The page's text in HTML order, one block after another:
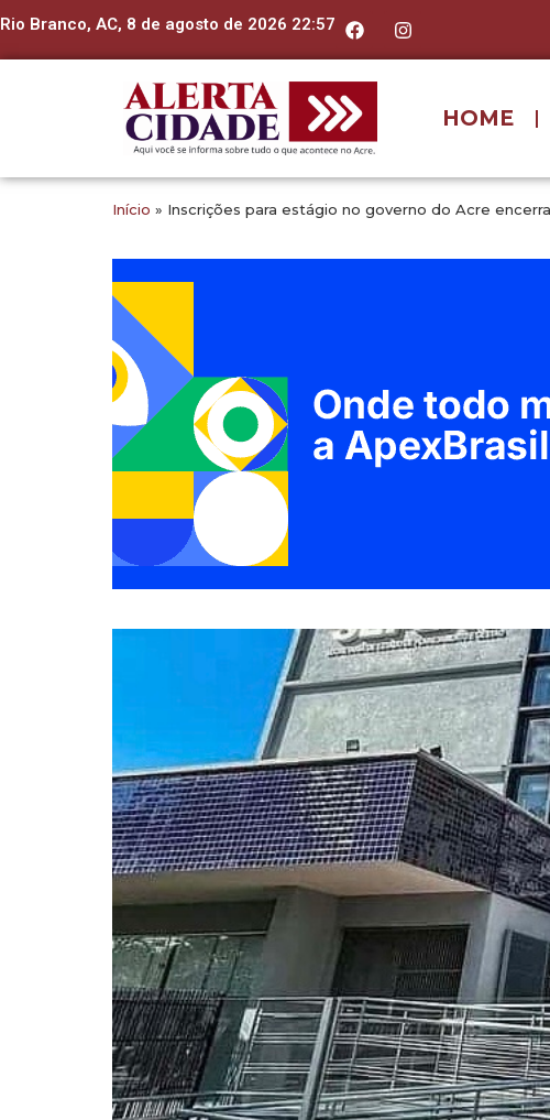
Rio Branco, AC, 8 de agosto de 2026 22:57
HOME
Início » Inscrições para estágio no governo do Acre